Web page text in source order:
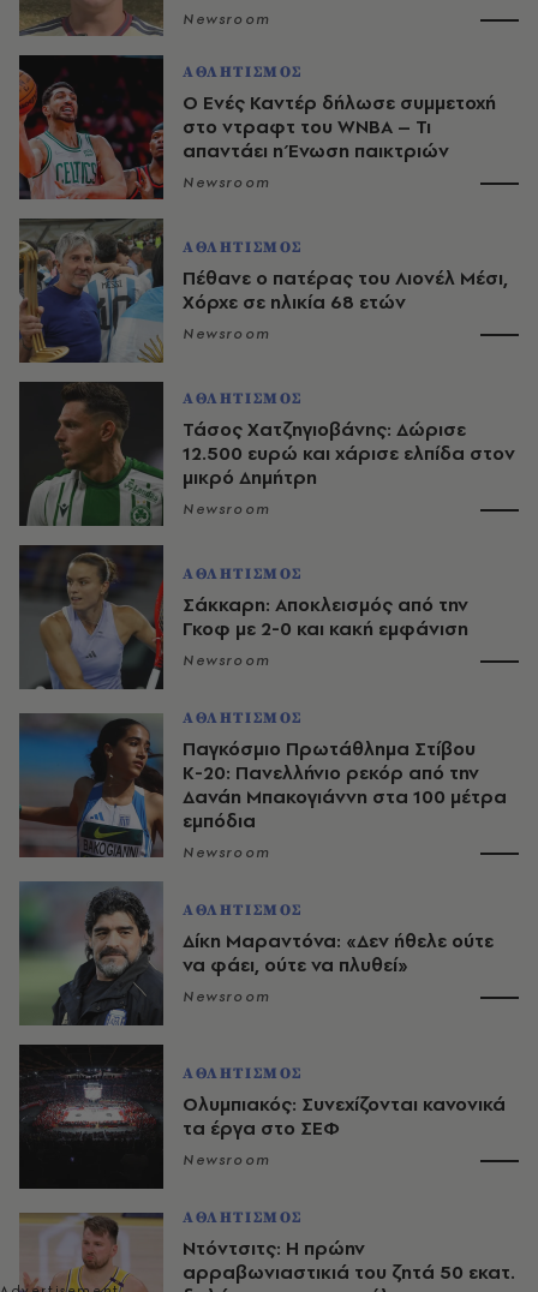
Newsroom
ΑΘΛΗΤΙΣΜΟΣ
Ο Ενές Καντέρ δήλωσε συμμετοχή
στο ντραφτ του WNBA – Τι
απαντάει η Ένωση παικτριών
Newsroom
ΑΘΛΗΤΙΣΜΟΣ
Πέθανε ο πατέρας του Λιονέλ Μέσι,
Χόρχε σε ηλικία 68 ετών
Newsroom
ΑΘΛΗΤΙΣΜΟΣ
Τάσος Χατζηγιοβάνης: Δώρισε
12.500 ευρώ και χάρισε ελπίδα στον
μικρό Δημήτρη
Newsroom
ΑΘΛΗΤΙΣΜΟΣ
Σάκκαρη: Αποκλεισμός από την
Γκοφ με 2-0 και κακή εμφάνιση
Newsroom
ΑΘΛΗΤΙΣΜΟΣ
Παγκόσμιο Πρωτάθλημα Στίβου
Κ-20: Πανελλήνιο ρεκόρ από την
Δανάη Μπακογιάννη στα 100 μέτρα
εμπόδια
Newsroom
ΑΘΛΗΤΙΣΜΟΣ
Δίκη Μαραντόνα: «Δεν ήθελε ούτε
να φάει, ούτε να πλυθεί»
Newsroom
ΑΘΛΗΤΙΣΜΟΣ
Ολυμπιακός: Συνεχίζονται κανονικά
τα έργα στο ΣΕΦ
Newsroom
ΑΘΛΗΤΙΣΜΟΣ
Ντόντσιτς: Η πρώην
αρραβωνιαστικιά του ζητά 50 εκατ.